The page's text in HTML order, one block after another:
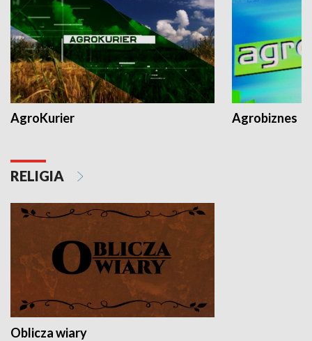
AgroKurier Agrobiznes
RELIGIA
Oblicza wiary